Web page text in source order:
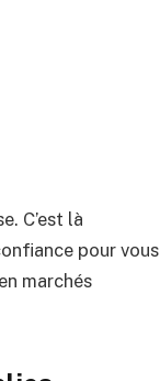
C’est là
pour vous
marchés